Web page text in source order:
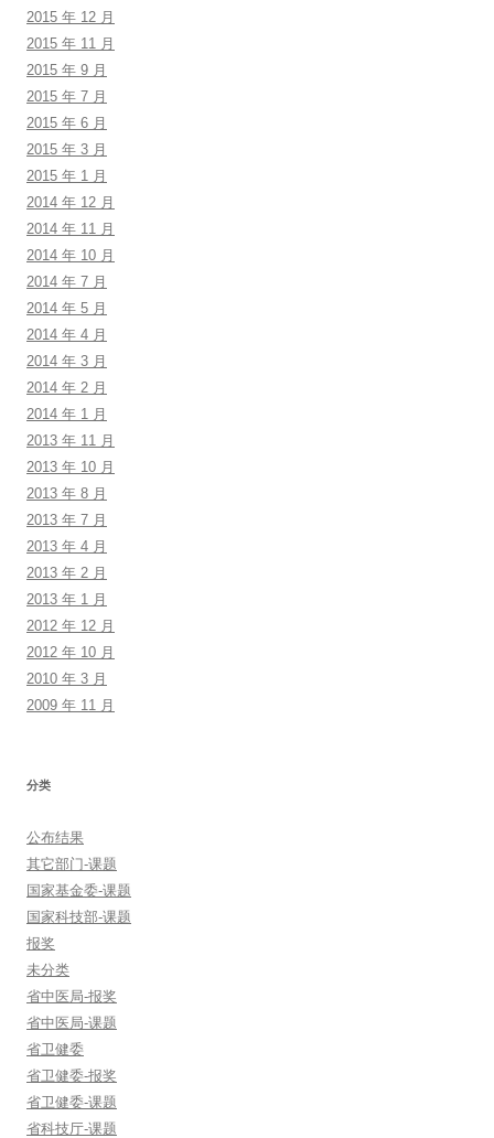
2015 年 12 月
2015 年 11 月
2015 年 9 月
2015 年 7 月
2015 年 6 月
2015 年 3 月
2015 年 1 月
2014 年 12 月
2014 年 11 月
2014 年 10 月
2014 年 7 月
2014 年 5 月
2014 年 4 月
2014 年 3 月
2014 年 2 月
2014 年 1 月
2013 年 11 月
2013 年 10 月
2013 年 8 月
2013 年 7 月
2013 年 4 月
2013 年 2 月
2013 年 1 月
2012 年 12 月
2012 年 10 月
2010 年 3 月
2009 年 11 月
分类
公布结果
其它部门-课题
国家基金委-课题
国家科技部-课题
报奖
未分类
省中医局-报奖
省中医局-课题
省卫健委
省卫健委-报奖
省卫健委-课题
省科技厅-课题